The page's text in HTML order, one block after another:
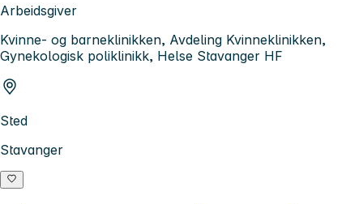
Arbeidsgiver
Kvinne- og barneklinikken, Avdeling Kvinneklinikken,
Gynekologisk poliklinikk, Helse Stavanger HF
Sted
Stavanger